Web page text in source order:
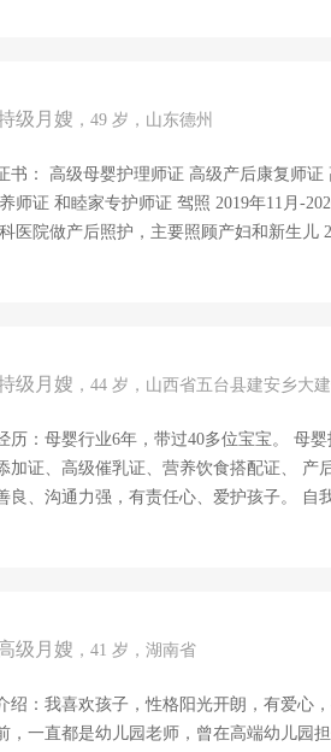
力...
级月嫂 ，49 岁，山东德州
婴护理师证 高级产后康复师证 高级催乳师证 高级育婴师证 高级早教
积极的人生态度和最饱满的 工作热情，我
级月嫂 ，44 岁，山西省五台县建安乡大
婴行业6年，带过40多位宝宝。 母婴护理师证书、高级育婴早教师、早教指
催乳证、营养饮食搭配证、 产后修复证。 客户评价：为人实在，吃苦
良、沟通力强，有责任心、爱护孩子。 自
级月嫂 ，41 岁，湖南省
绍：我喜欢孩子，性格阳光开朗，有爱心
，一直都是幼儿园老师，曾在高端幼儿园